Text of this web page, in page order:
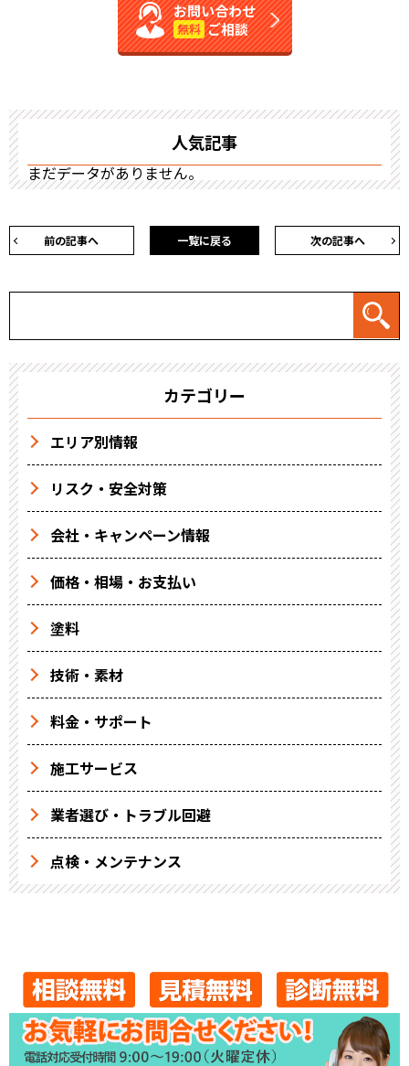
お問い合わせ
無料 ご相談
人気記事
まだデータがありません。
前の記事へ 次の記事へ
一覧に戻る
カテゴリー
エリア別情報
リスク・安全対策
会社・キャンペーン情報
価格・相場・お支払い
塗料
技術・素材
料金・サポート
施工サービス
業者選び・トラブル回避
点検・メンテナンス